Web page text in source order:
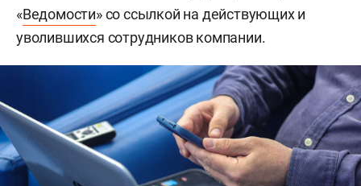
«Ведомости» со ссылкой на действующих и
уволившихся сотрудников компании.